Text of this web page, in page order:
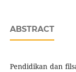
ABSTRACT
Pendidikan dan